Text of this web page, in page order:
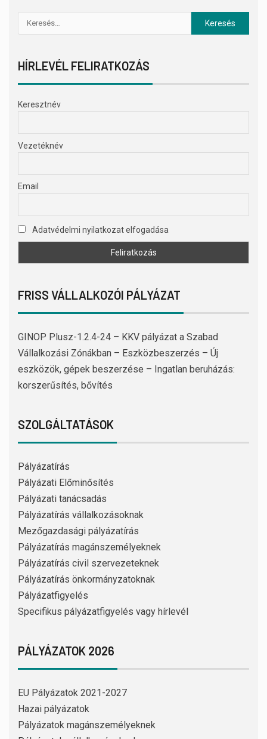
HÍRLEVÉL FELIRATKOZÁS
Keresztnév
Vezetéknév
Email
Adatvédelmi nyilatkozat elfogadása
FRISS VÁLLALKOZÓI PÁLYÁZAT
GINOP Plusz-1.2.4-24 – KKV pályázat a Szabad
Vállalkozási Zónákban – Eszközbeszerzés – Új
eszközök, gépek beszerzése – Ingatlan beruházás:
korszerűsítés, bővítés
SZOLGÁLTATÁSOK
Pályázatírás
Pályázati Előminősítés
Pályázati tanácsadás
Pályázatírás vállalkozásoknak
Mezőgazdasági pályázatírás
Pályázatírás magánszemélyeknek
Pályázatírás civil szervezeteknek
Pályázatírás önkormányzatoknak
Pályázatfigyelés
Specifikus pályázatfigyelés vagy hírlevél
PÁLYÁZATOK 2026
EU Pályázatok 2021-2027
Hazai pályázatok
Pályázatok magánszemélyeknek